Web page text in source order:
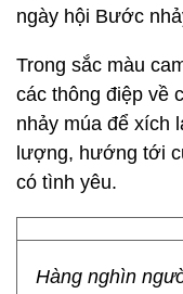
ngày hội Bước
Trong sắc màu
các thông điệp về
nhảy múa để xích
lượng, hướng tới
có tình yêu.
Hàng nghìn